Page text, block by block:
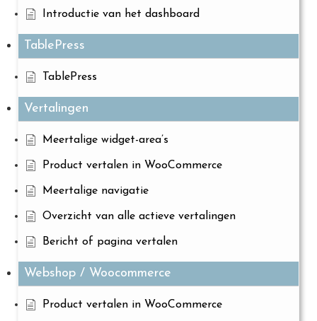
Introductie van het dashboard
TablePress
TablePress
Vertalingen
Meertalige widget-area’s
Product vertalen in WooCommerce
Meertalige navigatie
Overzicht van alle actieve vertalingen
Bericht of pagina vertalen
Webshop / Woocommerce
Product vertalen in WooCommerce